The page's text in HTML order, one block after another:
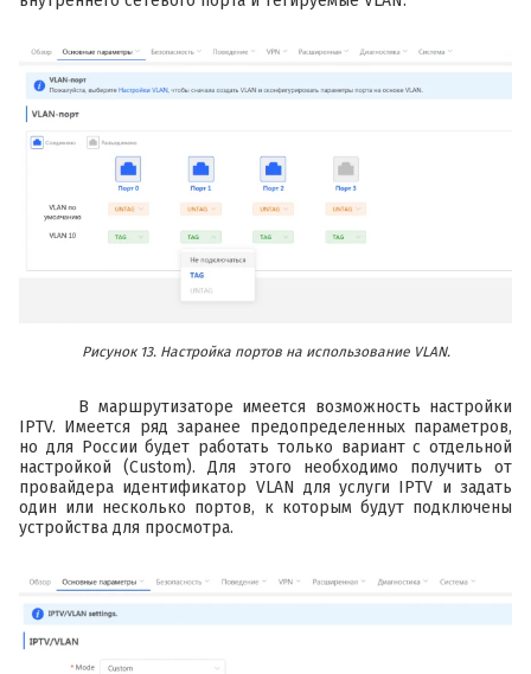
Рисунок 13. Настройка портов на использование VLAN.
В маршрутизаторе имеется возможность настройки
IPTV. Имеется ряд заранее предопределенных параметров,
но для России будет работать только вариант с отдельной
настройкой (Custom). Для этого необходимо получить от
провайдера идентификатор VLAN для услуги IPTV и задать
один или несколько портов, к которым будут подключены
устройства для просмотра.